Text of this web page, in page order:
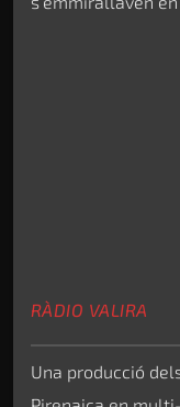
RÀDIO VALIRA
Una producció